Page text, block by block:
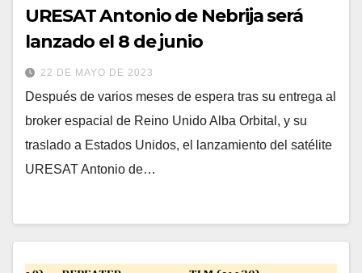
URESAT Antonio de Nebrija será
lanzado el 8 de junio
22 DE MAYO DE 2023
Después de varios meses de espera tras su entrega al
broker espacial de Reino Unido Alba Orbital, y su
traslado a Estados Unidos, el lanzamiento del satélite
URESAT Antonio de…